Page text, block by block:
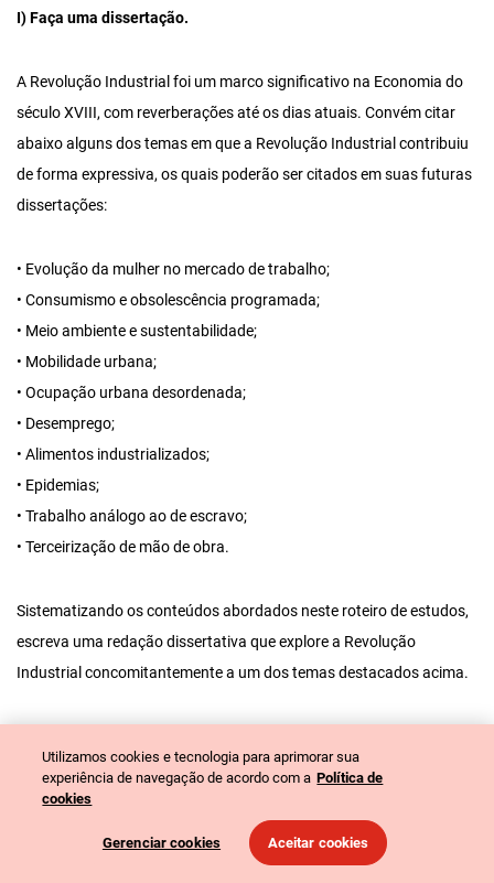
I) Faça uma dissertação.
A Revolução Industrial foi um marco significativo na Economia do
século XVIII, com reverberações até os dias atuais. Convém citar
abaixo alguns dos temas em que a Revolução Industrial contribuiu
de forma expressiva, os quais poderão ser citados em suas futuras
dissertações:
• Evolução da mulher no mercado de trabalho;
• Consumismo e obsolescência programada;
• Meio ambiente e sustentabilidade;
• Mobilidade urbana;
• Ocupação urbana desordenada;
• Desemprego;
• Alimentos industrializados;
• Epidemias;
• Trabalho análogo ao de escravo;
• Terceirização de mão de obra.
Sistematizando os conteúdos abordados neste roteiro de estudos,
escreva uma redação dissertativa que explore a Revolução
Industrial concomitantemente a um dos temas destacados acima.
1) (Unesp) – “A superioridade da indústria inglesa, em 1840, não era
desafiada por qualquer futuro imaginável. E esta superioridade só
teria a ganhar se as matérias-primas e os gêneros alimentícios
Utilizamos cookies e tecnologia para aprimorar sua
experiência de navegação de acordo com a Política de
cookies
Gerenciar cookies Aceitar cookies